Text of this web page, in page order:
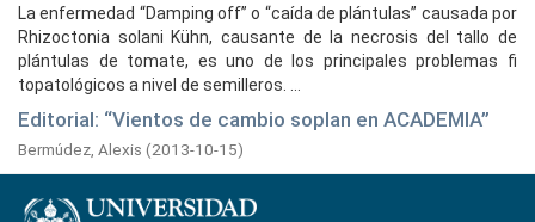
La enfermedad “Damping off” o “caída de plántulas” causada por
Rhizoctonia solani Kühn, causante de la necrosis del tallo de
plántulas de tomate, es uno de los principales problemas fi
topatológicos a nivel de semilleros. ...
Editorial: “Vientos de cambio soplan en ACADEMIA”
Bermúdez, Alexis (2013-10-15)